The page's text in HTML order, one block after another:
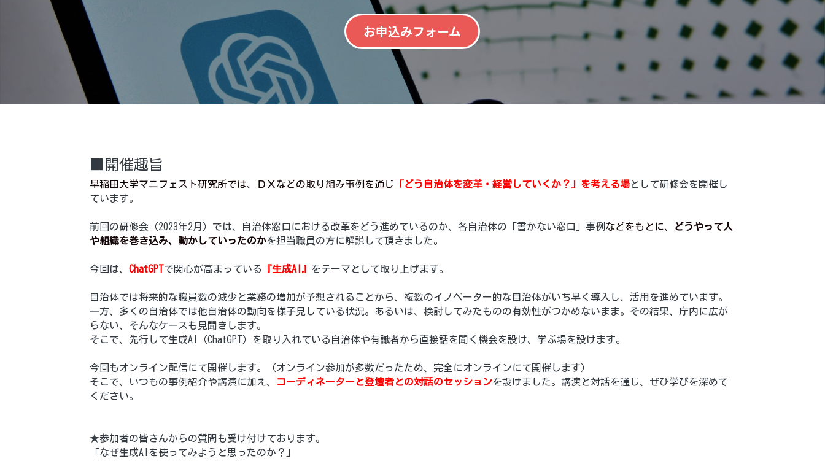
お申込みフォーム
■開催趣旨
早稲田大学マニフェスト研究所では、ＤＸなどの取り組み事例を通じ 「どう自治体を変革・経営していくか？」を考える場として研修会を開催し
ています。
前回の研修会（2023年2月）では、自治体窓口における改革をどう進めているのか、各自治体の「書かない窓口」事例 などをもとに、
どうやって人
や組織を巻き込み、動かしていったのかを担当職員の方に解説して頂きました。
今回は、ChatGPTで関心が高まっている 『生成AI』 をテーマとして取り上げます。
自治体では将来的な職員数の減少と業務の増加が予想されることから、複数のイノベーター的な自治体がいち早く導入し、活用を進めています。
一方、多くの自治体では他自治体の動向を様子見している状況。あるいは、検討してみたものの有効性がつかめないまま。その結果、庁内に広が
らない、そんなケースも見聞きします。
そこで、先行して生成AI（ChatGPT）を取り入れている自治体や有識者から直接話を聞く機会を設け、学ぶ場を設けます。
今回も オンライン配信にて開催します。（オンライン参加が多数だったため、完全にオンラインにて開催します）
そこで、いつもの事例紹介や講演に加え、
コーディネーターと登壇者との対話のセッションを設けました。講演と対話を通じ、ぜひ学びを深めて
ください。
★参加者の皆さんからの質問も受け付けております。
「なぜ生成AIを使ってみようと思ったのか？」